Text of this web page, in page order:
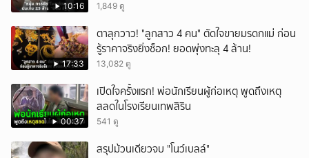
10:16 1,849 ดู
17:33
ตาลุกวาว! "ลูกสาว 4 คน" ตัดใจขายมรดกแม่ ก่อน
รู้ราคาจริงยิ่งช็อก! ยอดพุ่งทะลุ 4 ล้าน!
13,082 ดู
00:37
เปิดใจครั้งแรก! พ่อนักเรียนผู้ก่อเหตุ พูดถึงเหตุ
สลดในโรงเรียนเทพสิริน
541 ดู
สรุปม้วนเดียวจบ "โนว์เบลล์"